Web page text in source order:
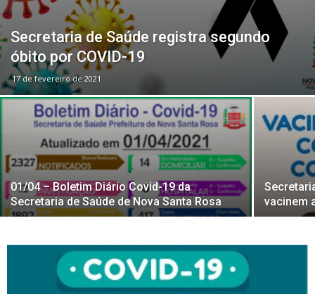
Secretaria de Saúde registra segundo
óbito por COVID-19
17 de fevereiro de 2021
01/04 – Boletim Diário Covid-19 da
Secretaria de Saúde de Nova Santa Rosa
vacinem